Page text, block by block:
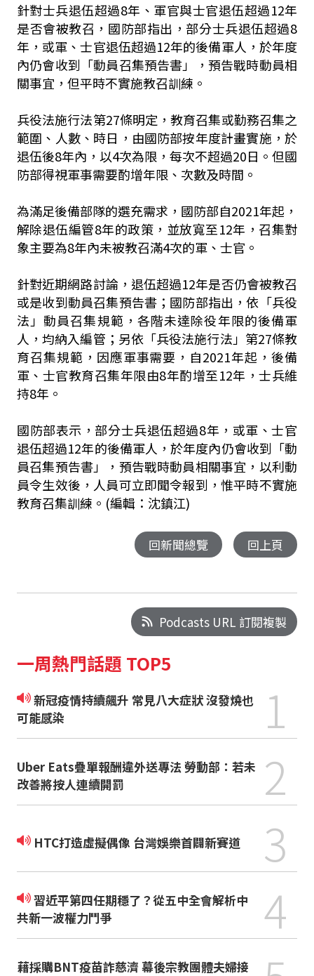
針對士兵退伍超過8年、軍官與士官退伍超過12年
是否會被教召，國防部指出，部分士兵退伍超過8
年，或軍、士官退伍超過12年的後備軍人，於年度
內仍會收到「動員召集預告書」，預告戰時動員相
關事宜，但平時不實施教召訓練。
兵役法施行法第27條明定，教育召集或勤務召集之
範圍、人數、時日，由國防部按年度計畫實施，於
退伍後8年內，以4次為限，每次不超過20日。但國
防部得視軍事需要酌增年限、次數及時間。
為滿足後備部隊的選充需求，國防部自2021年起，
解除退伍編管8年的政策，並放寬至12年，召集對
象主要為8年內未被教召滿4次的軍、士官。
針對近期網路討論，退伍超過12年是否仍會被教召
或是收到動員召集預告書；國防部指出，依「兵役
法」動員召集規範，各階未達除役年限的後備軍
人，均納入編管；另依「兵役法施行法」第27條教
育召集規範，因應軍事需要，自2021年起，後備
軍、士官教育召集年限由8年酌增至12年，士兵維
持8年。
國防部表示，部分士兵退伍超過8年，或軍、士官
退伍超過12年的後備軍人，於年度內仍會收到「動
員召集預告書」，預告戰時動員相關事宜，以利動
員令生效後，人員可立即聞令報到，惟平時不實施
教育召集訓練。(編輯：沈鎮江)
回新聞總覽 回上頁
Podcasts URL 訂閱複製
一周熱門話題 TOP5
新冠疫情持續飆升 常見八大症狀 沒發燒也
可能感染
1
Uber Eats疊單報酬違外送專法 勞動部：若未
改善將按人連續開罰
2
HTC打造虛擬偶像 台灣娛樂首闢新賽道 3
習近平第四任期穩了？從五中全會解析中
共新一波權力鬥爭
4
藉採購BNT疫苗詐慈濟 幕後宗教團體夫婦接